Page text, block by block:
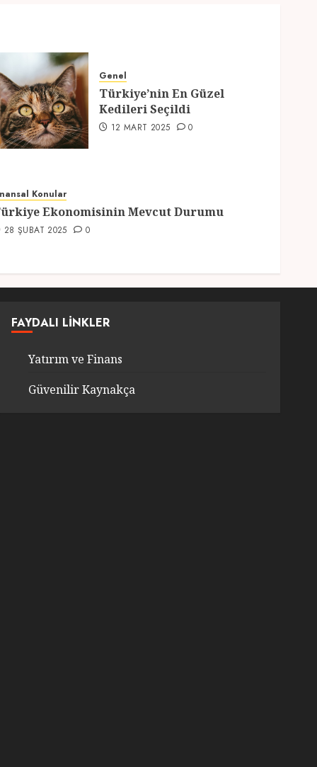
Genel
Ramazan Ayı 2025:
Manevi Atmosfer ve Özel
Hazırlıklar
Genel
Türkiye’nin En Güzel
Kedileri Seçildi
12 MART 2025 0
Konular
Ekonomisinin Mevcut Durumu
28 ŞUBAT 2025 0
FAYDALI LINKLER
Yatırım ve Finans
Güvenilir Kaynakça